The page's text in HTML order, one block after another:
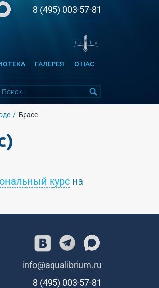
8 (495) 003-57-81
ГАЛЕРЕЯ О НАС
Брасс
курс на
info@aqualibrium.ru
8 (495) 003-57-81